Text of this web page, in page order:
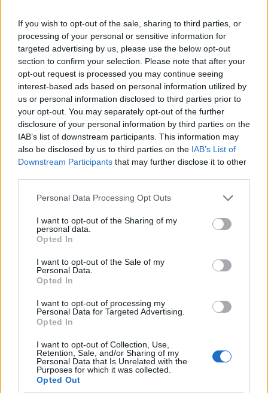
If you wish to opt-out of the sale, sharing to third parties, or
processing of your personal or sensitive information for
targeted advertising by us, please use the below opt-out
section to confirm your selection. Please note that after your
opt-out request is processed you may continue seeing
interest-based ads based on personal information utilized by
us or personal information disclosed to third parties prior to
your opt-out. You may separately opt-out of the further
disclosure of your personal information by third parties on the
IAB’s list of downstream participants. This information may
also be disclosed by us to third parties on the IAB’s List of
Downstream Participants that may further disclose it to other
Please note that this website/app uses one or more Google
not limited to your visit or usage behaviour. You may click to
grant or deny consent to Google and its third-party tags to
use your data for below specified purposes in below Google
consent section.
Personal Data Processing Opt Outs
I want to opt-out of the Sharing of my
personal data.
Opted In
I want to opt-out of the Sale of my
Personal Data.
Opted In
I want to opt-out of processing my
Personal Data for Targeted Advertising.
Opted In
I want to opt-out of Collection, Use,
Retention, Sale, and/or Sharing of my
Personal Data that Is Unrelated with the
Purposes for which it was collected.
Opted Out
hatalmasat esett a Sant’Andreában, de akkorát, hogy
föl is jajdult. Aztán fölállt, és kissé sántikálva, de
rendületlenül folytatta az éneklést.
Ami a Metropolitan Toscáját illeti, huszonnégy évig
játszották, azóta meg visszasírják. Luc Bondy eléggé
csúf rendezése váltotta le, ami rögtön meg is bukott,
azért még húzta két évig, míg jött egy új változat,
David McVicar munkája, azon nincs mit utálni, de
nincs mit szeretni sem.
Az ember agybajt kap ezektől az operai „régen
minden jobb volt” sóhajtásoktól, de mit lehet tenni,
ha tényleg?
Címkék:Franco Zeffirelli Metropolitan Opera
Ajánlott bejegyzések:
Fordított Orfeusz